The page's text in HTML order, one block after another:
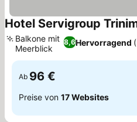
Hotel Servigroup
8,6Hervorragend
Balkone mit
Meerblick
Ab 96 €
Preise von 17 Websites